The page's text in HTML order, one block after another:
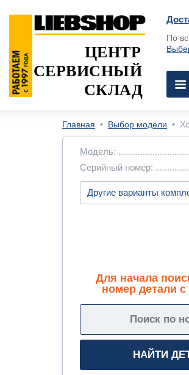
По
ЦЕНТР
СЕРВИСНЫЙ
СКЛАД
Главная • Выбор модели •
Модель:
Серийный номер:
Для начала
номер детали с